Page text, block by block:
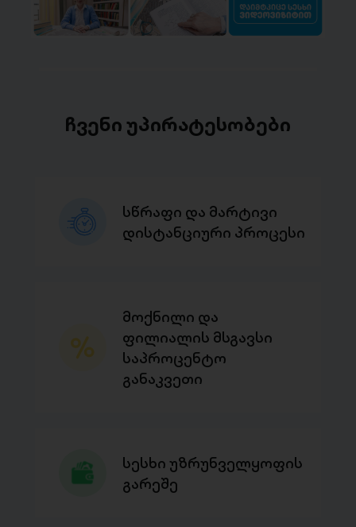
ჩვენი უპირატესობები
სწრაფი და მარტივი
დისტანციური პროცესი
მოქნილი და
ფილიალის მსგავსი
საპროცენტო
განაკვეთი
სესხი უზრუნველყოფის
გარეშე